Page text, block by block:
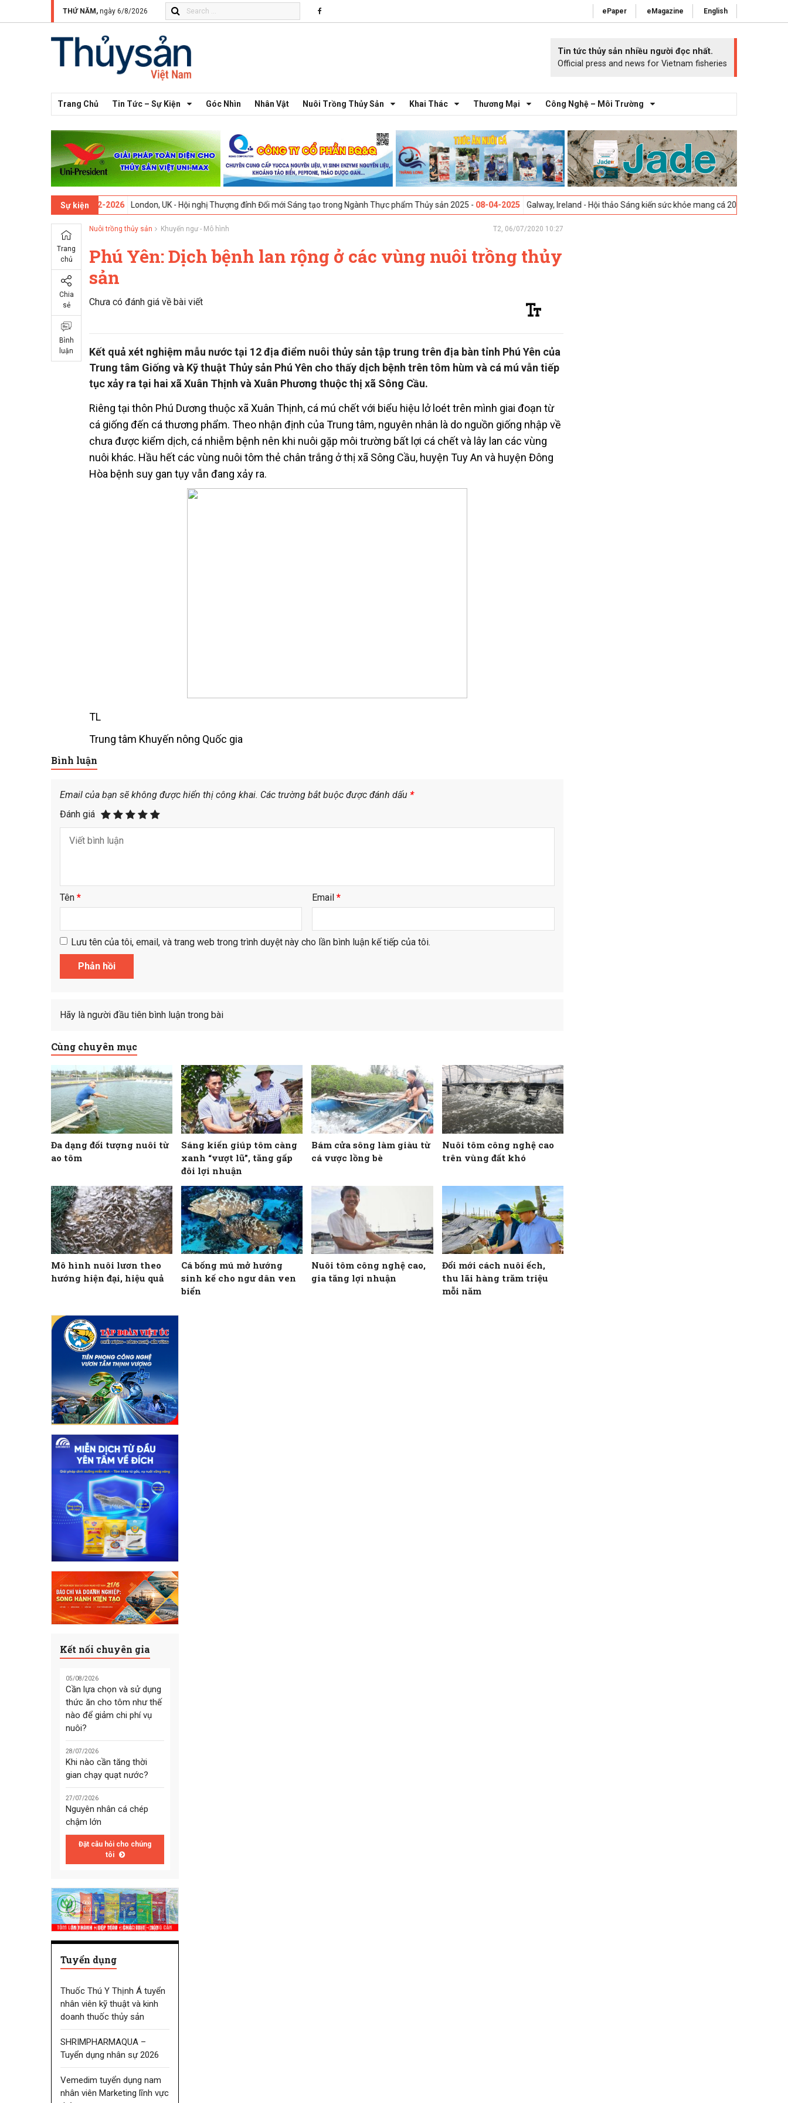
THỨ NĂM, ngày 6/8/2026 ePaper eMagazine English
Tin tức thủy sản nhiều người đọc nhất.
Official press and news for Vietnam fisheries
Trang Chủ Tin Tức – Sự Kiện Góc Nhìn Nhân Vật Nuôi Trồng Thủy Sản Khai Thác Thương Mại Công Nghệ – Môi Trường
Sự kiện
09-02-2026 London, UK - Hội nghị Thượng đỉnh Đổi mới Sáng tạo trong Ngành Thực phẩm Thủy sản 2025 -08-04-2025 Galway, Ireland - Hội thảo Sáng kiến sức khỏe mang cá 2025 -23-04-2025
Trang
chủ
Chia
sẻ
Bình
luận
Nuôi trồng thủy sản Khuyến ngư - Mô hình T2, 06/07/2020 10:27
Phú Yên: Dịch bệnh lan rộng ở các vùng nuôi trồng thủy
sản
Chưa có đánh giá về bài viết
Kết quả xét nghiệm mẫu nước tại 12 địa điểm nuôi thủy sản tập trung trên địa bàn tỉnh Phú Yên của
Trung tâm Giống và Kỹ thuật Thủy sản Phú Yên cho thấy dịch bệnh trên tôm hùm và cá mú vẫn tiếp
tục xảy ra tại hai xã Xuân Thịnh và Xuân Phương thuộc thị xã Sông Cầu.
Riêng tại thôn Phú Dương thuộc xã Xuân Thịnh, cá mú chết với biểu hiệu lở loét trên mình giai đoạn từ
cá giống đến cá thương phẩm. Theo nhận định của Trung tâm, nguyên nhân là do nguồn giống nhập về
chưa được kiểm dịch, cá nhiễm bệnh nên khi nuôi gặp môi trường bất lợi cá chết và lây lan các vùng
nuôi khác. Hầu hết các vùng nuôi tôm thẻ chân trắng ở thị xã Sông Cầu, huyện Tuy An và huyện Đông
Hòa bệnh suy gan tụy vẫn đang xảy ra.
TL
Trung tâm Khuyến nông Quốc gia
Bình luận
Email của bạn sẽ không được hiển thị công khai. Các trường bắt buộc được đánh dấu *
Đánh giá
Tên * Email*
Lưu tên của tôi, email, và trang web trong trình duyệt này cho lần bình luận kế tiếp của tôi.
Hãy là người đầu tiên bình luận trong bài
Cùng chuyên mục
Đa dạng đối tượng nuôi từ
ao tôm
Sáng kiến giúp tôm càng
xanh “vượt lũ”, tăng gấp
đôi lợi nhuận
Bám cửa sông làm giàu từ
cá vược lồng bè
Nuôi tôm công nghệ cao
trên vùng đất khó
Mô hình nuôi lươn theo
hướng hiện đại, hiệu quả
Cá bống mú mở hướng
sinh kế cho ngư dân ven
biển
Nuôi tôm công nghệ cao,
gia tăng lợi nhuận
Đổi mới cách nuôi ếch,
thu lãi hàng trăm triệu
mỗi năm
Kết nối chuyên gia
05/08/2026
Cần lựa chọn và sử dụng
thức ăn cho tôm như thế
nào để giảm chi phí vụ
nuôi?
28/07/2026
Khi nào cần tăng thời
gian chạy quạt nước?
27/07/2026
Nguyên nhân cá chép
chậm lớn
Đặt câu hỏi cho chúng
tôi
Tuyển dụng
Thuốc Thú Y Thịnh Á tuyển
nhân viên kỹ thuật và kinh
doanh thuốc thủy sản
SHRIMPHARMAQUA –
Tuyển dụng nhân sự 2026
Vemedim tuyển dụng nam
nhân viên Marketing lĩnh vực